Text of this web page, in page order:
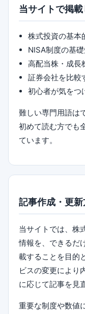
当サイトで掲
株式投資の基本
NISA制度の基
高配当株・成長
証券会社を比較
初心者が気をつ
難しい専門用語は
初めて読む方でも
ています。
記事作成・更
当サイトでは、株
情報を、できるだ
載することを目的
ビスの変更により
に応じて記事を見
重要な制度や数値